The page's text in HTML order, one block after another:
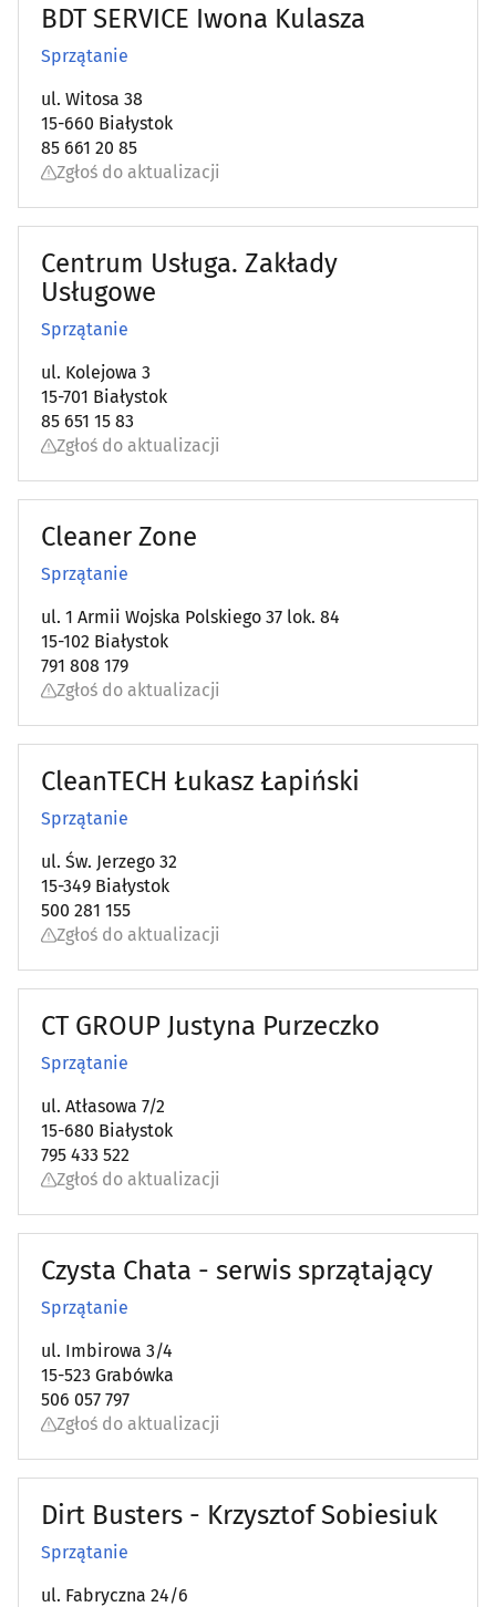
BDT SERVICE Iwona Kulasza
Sprzątanie
ul. Witosa 38
15-660 Białystok
85 661 20 85
Zgłoś do aktualizacji
Centrum Usługa. Zakłady
Usługowe
Sprzątanie
ul. Kolejowa 3
15-701 Białystok
85 651 15 83
Zgłoś do aktualizacji
Cleaner Zone
Sprzątanie
ul. 1 Armii Wojska Polskiego 37 lok. 84
15-102 Białystok
791 808 179
Zgłoś do aktualizacji
CleanTECH Łukasz Łapiński
Sprzątanie
ul. Św. Jerzego 32
15-349 Białystok
500 281 155
Zgłoś do aktualizacji
CT GROUP Justyna Purzeczko
Sprzątanie
ul. Atłasowa 7/2
15-680 Białystok
795 433 522
Zgłoś do aktualizacji
Czysta Chata - serwis sprzątający
Sprzątanie
ul. Imbirowa 3/4
15-523 Grabówka
506 057 797
Zgłoś do aktualizacji
Dirt Busters - Krzysztof Sobiesiuk
Sprzątanie
ul. Fabryczna 24/6